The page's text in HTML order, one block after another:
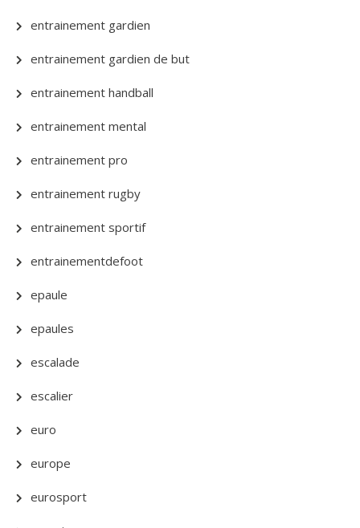
entrainement gardien
entrainement gardien de but
entrainement handball
entrainement mental
entrainement pro
entrainement rugby
entrainement sportif
entrainementdefoot
epaule
epaules
escalade
escalier
euro
europe
eurosport